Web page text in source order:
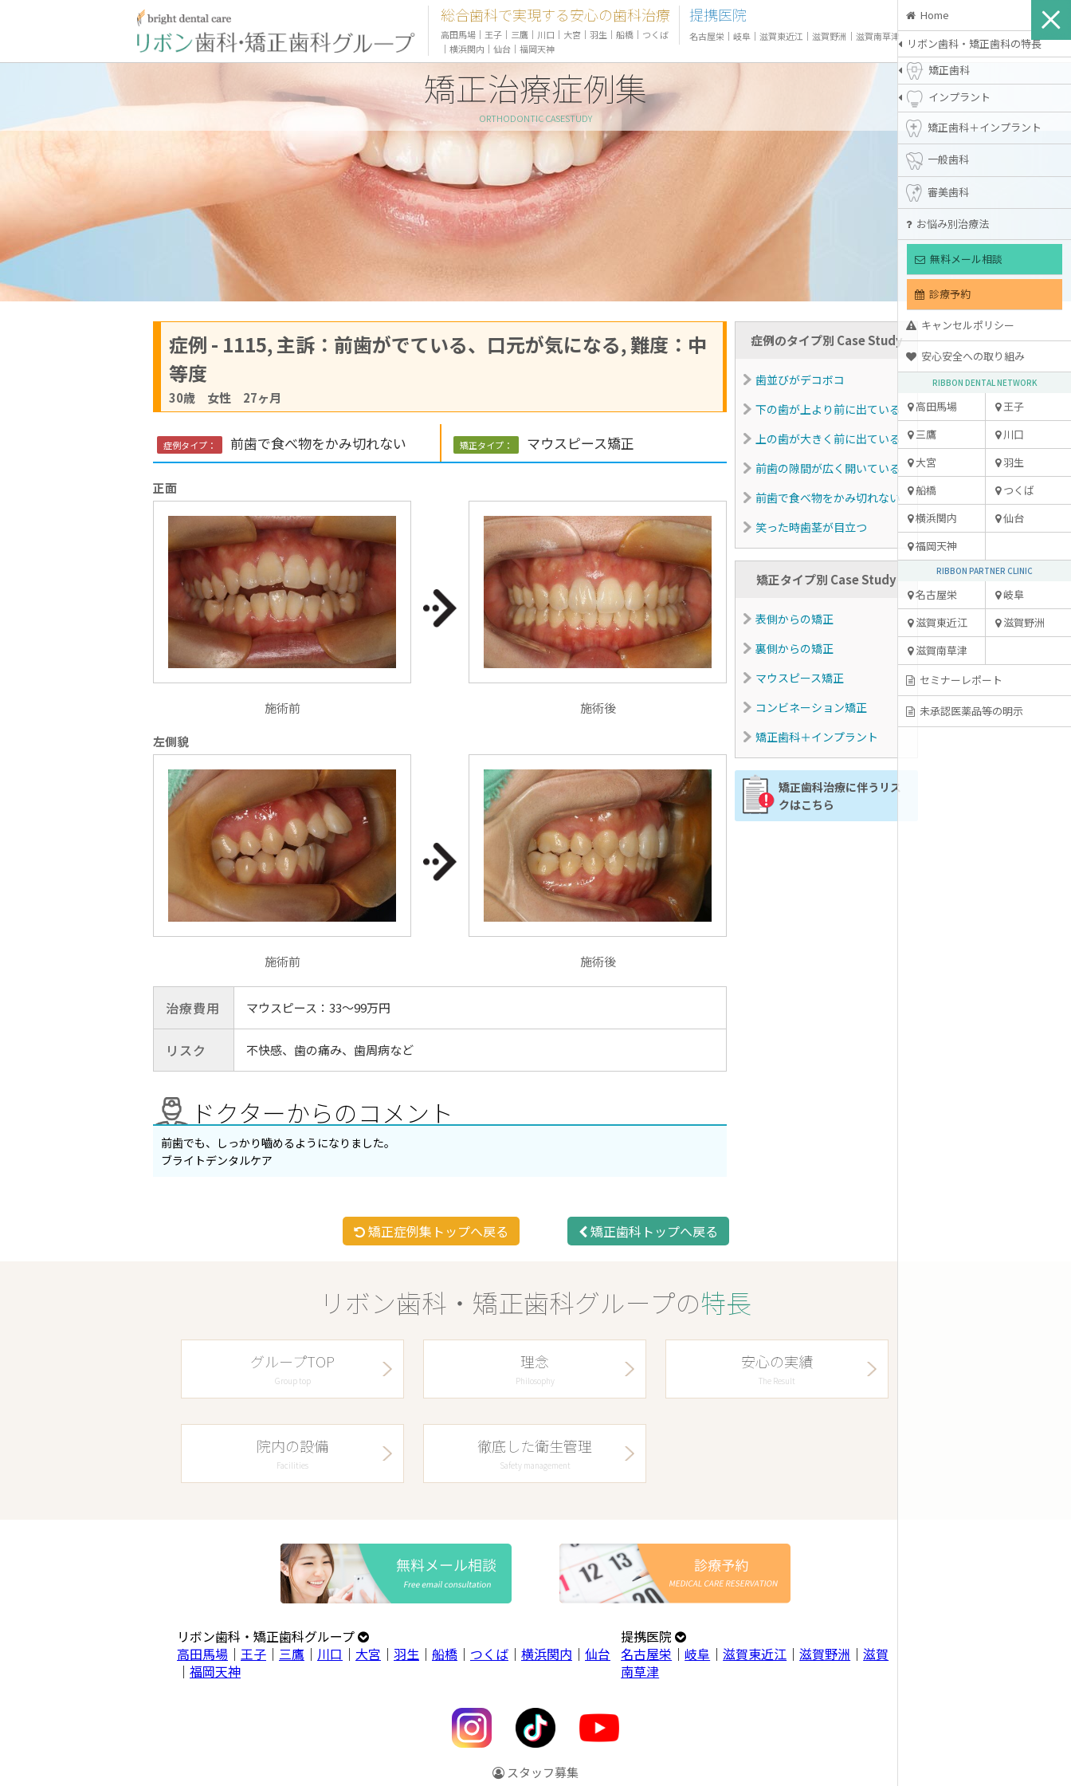
Home
リボン歯科・矯正歯科の特長
矯正歯科
インプラント
矯正歯科＋インプラント
一般歯科
審美歯科
お悩み別治療法
無料メール相談
診療予約
キャンセルポリシー
安心安全への取り組み
RIBBON DENTAL NETWORK
高田馬場
王子
三鷹
川口
大宮
羽生
船橋
つくば
横浜関内
仙台
福岡天神
RIBBON PARTNER CLINIC
名古屋栄
岐阜
滋賀東近江
滋賀野洲
滋賀南草津
セミナーレポート
未承認医薬品等の明示
総合歯科で実現する安心の歯科治療
高田馬場 ｜ 王子 ｜ 三鷹 ｜ 川口 ｜ 大宮 ｜ 羽生 ｜ 船橋 ｜ つくば
｜ 横浜関内 ｜ 仙台 ｜ 福岡天神
提携医院
名古屋栄 ｜ 岐阜 ｜ 滋賀東近江 ｜ 滋賀野洲 ｜ 滋賀南草津
矯正治療症例集
ORTHODONTIC CASESTUDY
症例 - 1115, 主訴：前歯がでている、口元が気になる, 難度：中
等度
30歳 女性 27ヶ月
症例タイプ： 前歯で食べ物をかみ切れない 矯正タイプ： マウスピース矯正
正面
施術前 施術後
左側貌
施術前 施術後
治療費用 マウスピース：33〜99万円
リスク 不快感、歯の痛み、歯周病など
ドクターからのコメント
前歯でも、しっかり嚙めるようになりました。
ブライトデンタルケア
症例のタイプ別 Case Study
歯並びがデコボコ
下の歯が上より前に出ている
上の歯が大きく前に出ている
前歯の隙間が広く開いている
前歯で食べ物をかみ切れない
笑った時歯茎が目立つ
矯正タイプ別 Case Study
表側からの矯正
裏側からの矯正
マウスピース矯正
コンビネーション矯正
矯正歯科＋インプラント
矯正歯科治療に伴うリス
クはこちら
矯正症例集トップへ戻る 矯正歯科トップへ戻る
リボン歯科・矯正歯科グループの特長
グループTOP
Group top
理念
Philosophy
安心の実績
The Result
院内の設備
Facilities
徹底した衛生管理
Safety management
リボン歯科・矯正歯科グループ
高田馬場 ｜ 王子 ｜ 三鷹 ｜ 川口 ｜ 大宮 ｜ 羽生 ｜ 船橋 ｜ つくば ｜ 横浜関内 ｜ 仙台
｜ 福岡天神
提携医院
名古屋栄 ｜岐阜 ｜滋賀東近江 ｜滋賀野洲 ｜滋賀
南草津
スタッフ募集